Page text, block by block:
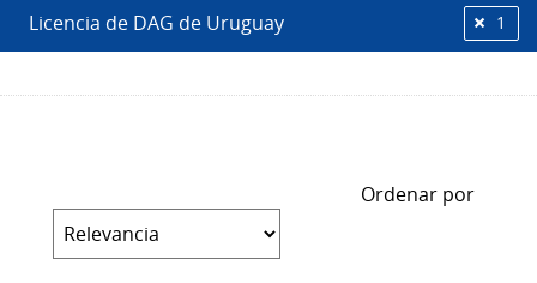
Licencia de DAG de Uruguay 1
Ordenar por